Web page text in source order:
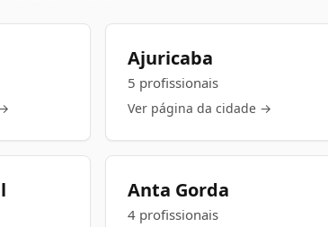
Ajuricaba
5 profissionais
Ver página da cidade →
Anta Gorda
4 profissionais